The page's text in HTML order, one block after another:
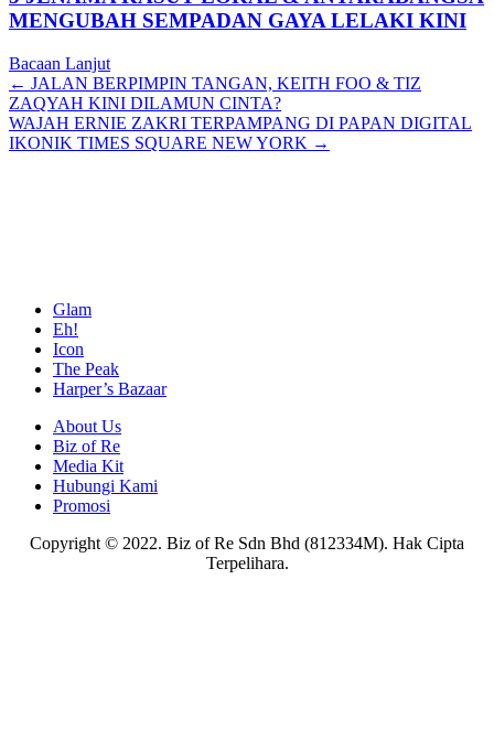
MENGUBAH SEMPADAN GAYA LELAKI KINI
Bacaan Lanjut
Posts
navigation
← JALAN BERPIMPIN TANGAN, KEITH FOO & TIZ
ZAQYAH KINI DILAMUN CINTA?
WAJAH ERNIE ZAKRI TERPAMPANG DI PAPAN DIGITAL
IKONIK TIMES SQUARE NEW YORK →
Glam
Eh!
Icon
The Peak
Harper’s Bazaar
About Us
Biz of Re
Media Kit
Hubungi Kami
Promosi
Copyright © 2022. Biz of Re Sdn Bhd (812334M). Hak Cipta
Terpelihara.